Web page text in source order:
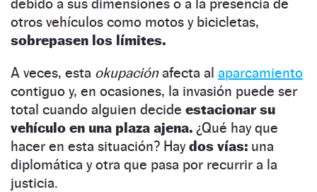
debido a sus dimensiones o a la presencia de
otros vehículos como motos y bicicletas,
sobrepasen los límites.
A veces, esta okupaciónafecta al aparcamiento
contiguo y, en ocasiones, la invasión puede ser
total cuando alguien decide estacionar su
vehículo en una plaza ajena. ¿Qué hay que
hacer en esta situación? Haydos vías: una
diplomática y otra que pasa por recurrir a la
justicia.